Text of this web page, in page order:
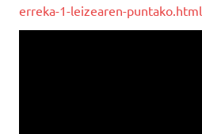
erreka-1-leizearen-puntako.html